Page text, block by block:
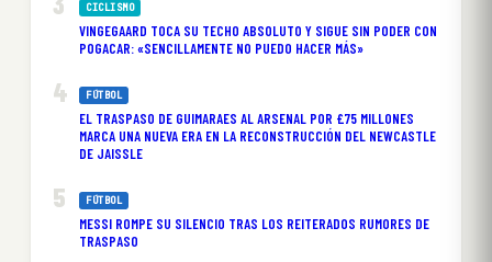
CICLISMO
VINGEGAARD TOCA SU TECHO ABSOLUTO Y SIGUE SIN PODER CON
POGACAR: «SENCILLAMENTE NO PUEDO HACER MÁS»
FÚTBOL
EL TRASPASO DE GUIMARAES AL ARSENAL POR £75 MILLONES
MARCA UNA NUEVA ERA EN LA RECONSTRUCCIÓN DEL NEWCASTLE
DE JAISSLE
FÚTBOL
MESSI ROMPE SU SILENCIO TRAS LOS REITERADOS RUMORES DE
TRASPASO